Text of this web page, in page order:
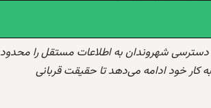
شهروندان به اطلاعات مستقل را محدود
کار خود ادامه می‌دهد تا حقیقت قربانی